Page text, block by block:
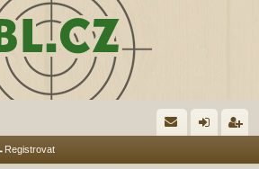
Registrovat